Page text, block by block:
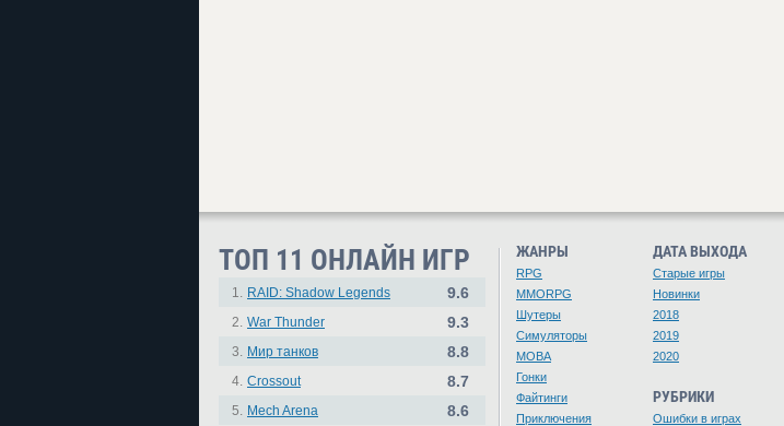
ТОП 11 ОНЛАЙН ИГР
1. RAID: Shadow Legends 9.6
2. War Thunder 9.3
3. Мир танков 8.8
4. Crossout 8.7
5. Mech Arena 8.6
ЖАНРЫ
RPG
MMORPG
Шутеры
Симуляторы
MOBA
Гонки
Файтинги
Приключения
ДАТА ВЫХОДА
Старые игры
Новинки
2018
2019
2020
РУБРИКИ
Ошибки в играх